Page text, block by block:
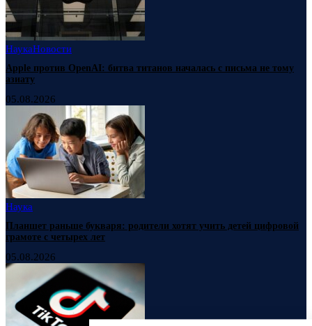
НаукаНовости
Apple против OpenAI: битва титанов началась с письма не тому
азиату
05.08.2026
Наука
Планшет раньше букваря: родители хотят учить детей цифровой
грамоте с четырех лет
05.08.2026